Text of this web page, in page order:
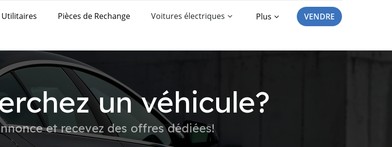
Utilitaires Pièces de Rechange Voitures électriques Plus VENDRE
un véhicule?
et recevez des offres dédiées!